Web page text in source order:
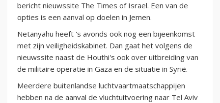
bericht nieuwssite The Times of Israel. Een van de
opties is een aanval op doelen in Jemen.
Netanyahu heeft 's avonds ook nog een bijeenkomst
met zijn veiligheidskabinet. Dan gaat het volgens de
nieuwssite naast de Houthi's ook over uitbreiding van
de militaire operatie in Gaza en de situatie in Syrië.
Meerdere buitenlandse luchtvaartmaatschappijen
hebben na de aanval de vluchtuitvoering naar Tel Aviv